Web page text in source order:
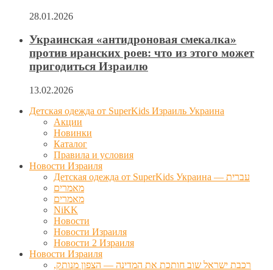
28.01.2026
Украинская «антидроновая смекалка»
против иранских роев: что из этого может
пригодиться Израилю
13.02.2026
Детская одежда от SuperKids Израиль Украина
Акции
Новинки
Каталог
Правила и условия
Новости Израиля
Детская одежда от SuperKids Украина — עברית
מאמרים
מאמרים
NiKK
Новости
Новости Израиля
Новости 2 Израиля
Новости Израиля
רכבת ישראל שוב חותכת את המדינה — הצפון מנותק,